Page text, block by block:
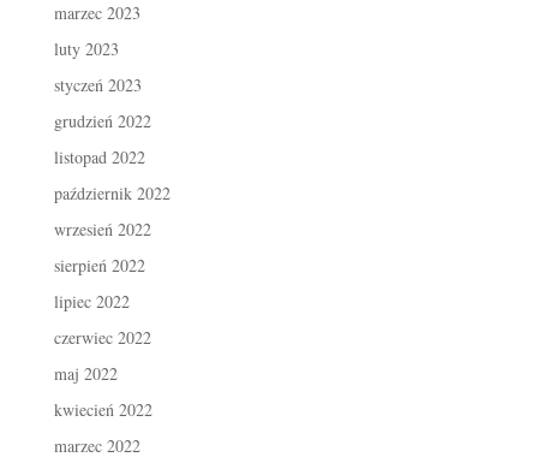
marzec 2023
luty 2023
styczeń 2023
grudzień 2022
listopad 2022
październik 2022
wrzesień 2022
sierpień 2022
lipiec 2022
czerwiec 2022
maj 2022
kwiecień 2022
marzec 2022